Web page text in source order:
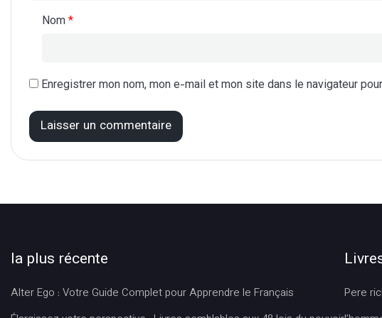
Nom*
Enregistrer mon nom, mon e-mail et mon site dans le navigateur
la plus récente
Alter Ego : Votre Guide Complet pour Apprendre le Français
Pere